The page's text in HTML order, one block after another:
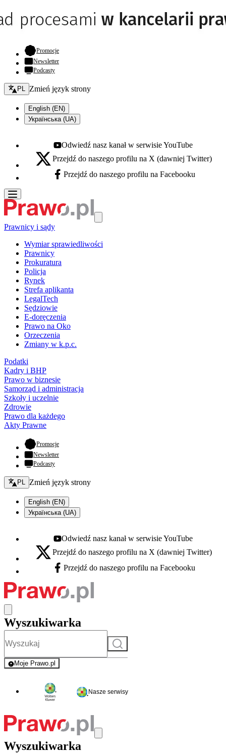
Promocje- otwiera się w nowej karcie
Newsletter
Podcasty
Zmień język - bieżący:
PL Zmień język strony
English (EN)
Українська (UA)
Youtube - otwiera się w nowej karcie
Odwiedź nasz kanał w serwisie YouTube
X - otwiera się w nowej karcie
Przejdź do naszego profilu na X (dawniej Twitter)
Facebook - otwiera się w nowej karcie
Przejdź do naszego profilu na Facebooku
Prawnicy i sądy
Wymiar sprawiedliwości
Prawnicy
Prokuratura
Policja
Rynek
Strefa aplikanta
LegalTech
Sędziowie
E-doręczenia
Prawo na Oko
Orzeczenia
Zmiany w k.p.c.
Podatki
Kadry i BHP
Prawo w biznesie
Samorząd i administracja
Szkoły i uczelnie
Zdrowie
Prawo dla każdego
Akty Prawne
Promocje- otwiera się w nowej karcie
Newsletter
Podcasty
Zmień język - bieżący:
PL Zmień język strony
English (EN)
Українська (UA)
Youtube - otwiera się w nowej karcie
Odwiedź nasz kanał w serwisie YouTube
X - otwiera się w nowej karcie
Przejdź do naszego profilu na X (dawniej Twitter)
Facebook - otwiera się w nowej karcie
Przejdź do naszego profilu na Facebooku
Wyszukiwarka
Szukaj
Moje Prawo.pl
- rejestracja i logowanie do serwisu
Nasze serwisy
Wyszukiwarka